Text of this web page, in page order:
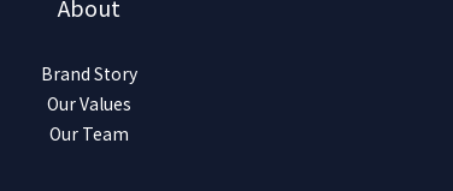
About
Brand Story
Our Values
Our Team